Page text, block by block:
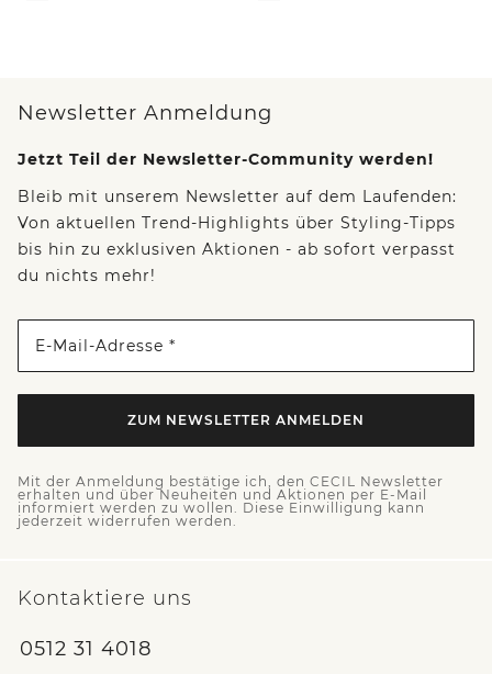
Newsletter Anmeldung
Jetzt Teil der Newsletter-Community werden!
Bleib mit unserem Newsletter auf dem Laufenden:
Von aktuellen Trend-Highlights über Styling-Tipps
bis hin zu exklusiven Aktionen - ab sofort verpasst
du nichts mehr!
E-Mail-Adresse *
ZUM NEWSLETTER ANMELDEN
Mit der Anmeldung bestätige ich, den CECIL Newsletter
erhalten und über Neuheiten und Aktionen per E-Mail
informiert werden zu wollen. Diese Einwilligung kann
jederzeit widerrufen werden.
Kontaktiere uns
0512 31 4018